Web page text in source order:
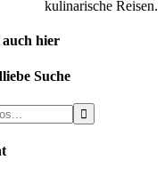
kulinarische Reisen.
hier
Suche